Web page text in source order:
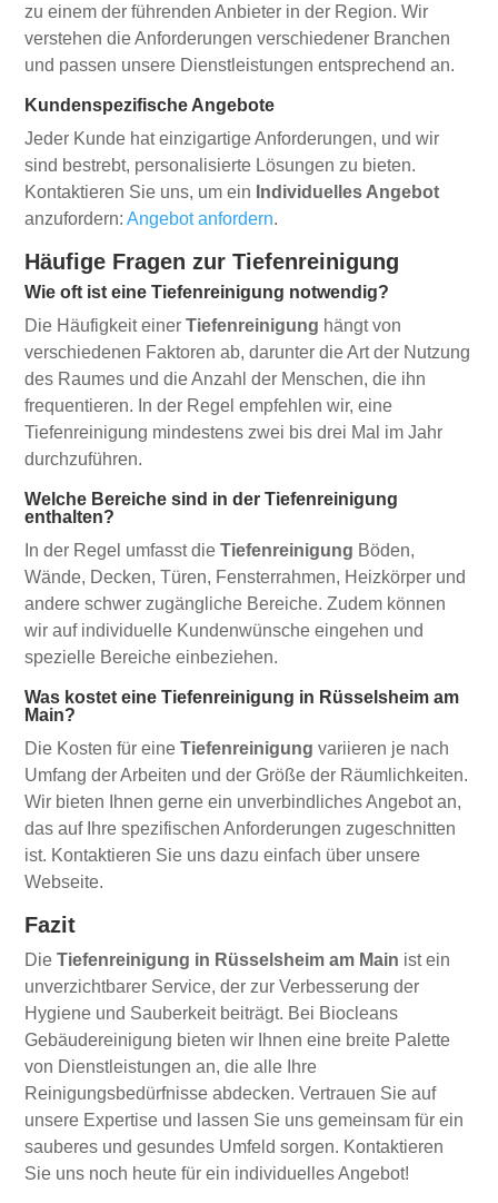
zu einem der führenden Anbieter in der Region. Wir
verstehen die Anforderungen verschiedener Branchen
und passen unsere Dienstleistungen entsprechend an.
Kundenspezifische Angebote
Jeder Kunde hat einzigartige Anforderungen, und wir
sind bestrebt, personalisierte Lösungen zu bieten.
Kontaktieren Sie uns, um ein Individuelles Angebot
anzufordern:Angebot anfordern.
Häufige Fragen zur Tiefenreinigung
Wie oft ist eine Tiefenreinigung notwendig?
Die Häufigkeit einerTiefenreinigung hängt von
verschiedenen Faktoren ab, darunter die Art der Nutzung
des Raumes und die Anzahl der Menschen, die ihn
frequentieren. In der Regel empfehlen wir, eine
Tiefenreinigung mindestens zwei bis drei Mal im Jahr
durchzuführen.
Welche Bereiche sind in der Tiefenreinigung
enthalten?
In der Regel umfasst dieTiefenreinigung Böden,
Wände, Decken, Türen, Fensterrahmen, Heizkörper und
andere schwer zugängliche Bereiche. Zudem können
wir auf individuelle Kundenwünsche eingehen und
spezielle Bereiche einbeziehen.
Was kostet eine Tiefenreinigung in Rüsselsheim am
Main?
Die Kosten für eineTiefenreinigung variieren je nach
Umfang der Arbeiten und der Größe der Räumlichkeiten.
Wir bieten Ihnen gerne ein unverbindliches Angebot an,
das auf Ihre spezifischen Anforderungen zugeschnitten
ist. Kontaktieren Sie uns dazu einfach über unsere
Webseite.
Fazit
DieTiefenreinigung in Rüsselsheim am Main ist ein
unverzichtbarer Service, der zur Verbesserung der
Hygiene und Sauberkeit beiträgt. Bei Biocleans
Gebäudereinigung bieten wir Ihnen eine breite Palette
von Dienstleistungen an, die alle Ihre
Reinigungsbedürfnisse abdecken. Vertrauen Sie auf
unsere Expertise und lassen Sie uns gemeinsam für ein
sauberes und gesundes Umfeld sorgen. Kontaktieren
Sie uns noch heute für ein individuelles Angebot!